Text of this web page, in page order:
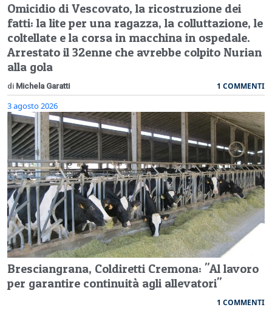
Omicidio di Vescovato, la ricostruzione dei
fatti: la lite per una ragazza, la colluttazione, le
coltellate e la corsa in macchina in ospedale.
Arrestato il 32enne che avrebbe colpito Nurian
alla gola
di Michela Garatti 1 COMMENTI
3 agosto 2026
Bresciangrana, Coldiretti Cremona: "Al lavoro
per garantire continuità agli allevatori"
1 COMMENTI